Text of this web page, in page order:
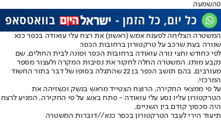
0השמעה
המשטרה הצליחה לפענח אמש (ראשון) את רצח עלי עואודה בכפר כנא
שנורה בעת שרכב על טרקטורון ברחובות הכפר.
לפי כחודש וחצי נורה עואודה ברחובות הכפר ופונה לבית החולים, שם
נקבע מותו. המשטרה החלה לחקור את נסיבות המקרה ולעצור מספר
מעורבים, בהם תושב הכפר בן 22 שהתגלה בסופו של דבר בתור החשוד
המרכזי.
על פי ממצאי החקירה, הרוצח הצטייד מראש בנשק וכשזיהה את
הטרקטורון עליו נסע עלי עואודה - פתח באש. על פי החקירה, המניע לרצח
היה סכסוך קודם בין השניים.
תיעוד הירי לעבר הטרקטורון בכפר כנא//דוברות המשטרה